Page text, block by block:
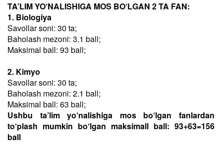
TA’LIM YO‘NALISHIGA MOS BO‘LGAN 2 TA FAN:
1. Biologiya
Savollar soni: 30 ta;
Baholash mezoni: 3.1 ball;
Maksimal ball: 93 ball;
2. Kimyo
Savollar soni: 30 ta;
Baholash mezoni: 2.1 ball;
Maksimal ball: 63 ball;
Ushbu ta’lim yo‘nalishiga mos bo‘lgan fanlardan
to‘plash mumkin bo‘lgan maksimall ball: 93+63=156
ball